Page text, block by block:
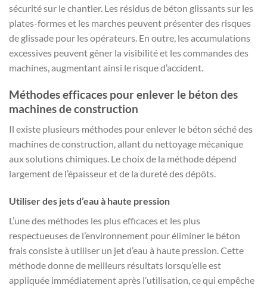
sécurité sur le chantier. Les résidus de béton glissants sur les
plates-formes et les marches peuvent présenter des risques
de glissade pour les opérateurs. En outre, les accumulations
excessives peuvent gêner la visibilité et les commandes des
machines, augmentant ainsi le risque d’accident.
Méthodes efficaces pour enlever le béton des
machines de construction
Il existe plusieurs méthodes pour enlever le béton séché des
machines de construction, allant du nettoyage mécanique
aux solutions chimiques. Le choix de la méthode dépend
largement de l’épaisseur et de la dureté des dépôts.
Utiliser des jets d’eau à haute pression
L’une des méthodes les plus efficaces et les plus
respectueuses de l’environnement pour éliminer le béton
frais consiste à utiliser un jet d’eau à haute pression. Cette
méthode donne de meilleurs résultats lorsqu’elle est
appliquée immédiatement après l’utilisation, ce qui empêche